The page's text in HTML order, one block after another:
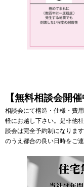
【無料相談会開催
相談会にて構造・仕様・費
軽にお越し下さい。是非他
談会は完全予約制になります
のうえ都合の良い日時をご連